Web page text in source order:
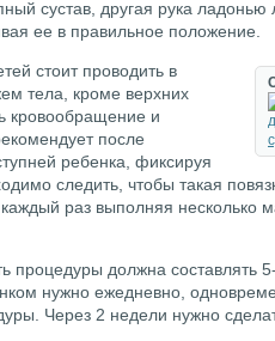
сустав, другая рука
ее в правильное положение.
стоит проводить в
тела, кроме верхних
кровообращение и
после
ребенка, фиксируя
следить, чтобы такая
раз выполняя несколько
процедуры должна составлять
нужно ежедневно,
Через 2 недели нужно